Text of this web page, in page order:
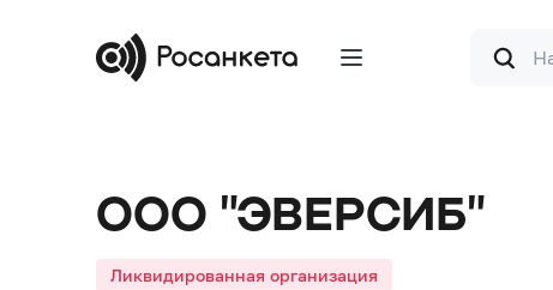
Форма
поиска
ООО "ЭВЕРСИБ"
Ликвидированная организация